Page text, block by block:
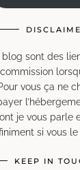
sont des
vous ça ne
je vous parle
si vous
KEEP IN